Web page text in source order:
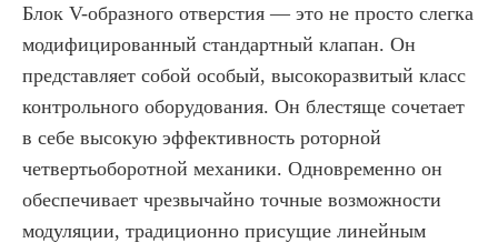
Блок V-образного отверстия — это не просто слегка
модифицированный стандартный клапан. Он
представляет собой особый, высокоразвитый класс
контрольного оборудования. Он блестяще сочетает
в себе высокую эффективность роторной
четвертьоборотной механики. Одновременно он
обеспечивает чрезвычайно точные возможности
модуляции, традиционно присущие линейным